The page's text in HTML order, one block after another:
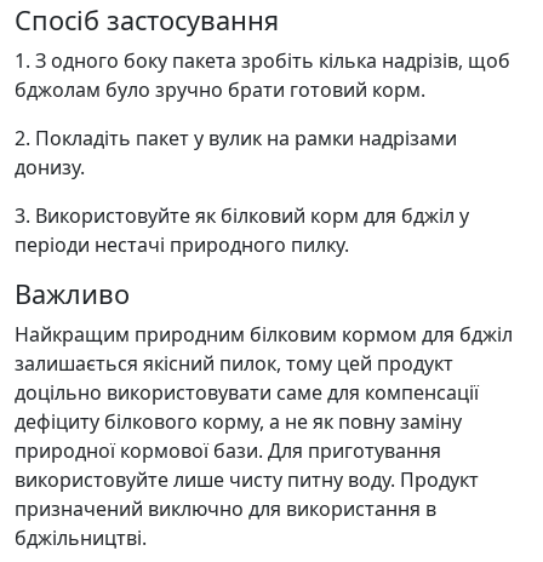
Спосіб застосування
1. З одного боку пакета зробіть кілька надрізів, щоб
бджолам було зручно брати готовий корм.
2. Покладіть пакет у вулик на рамки надрізами
донизу.
3. Використовуйте як білковий корм для бджіл у
періоди нестачі природного пилку.
Важливо
Найкращим природним білковим кормом для бджіл
залишається якісний пилок, тому цей продукт
доцільно використовувати саме для компенсації
дефіциту білкового корму, а не як повну заміну
природної кормової бази. Для приготування
використовуйте лише чисту питну воду. Продукт
призначений виключно для використання в
бджільництві.